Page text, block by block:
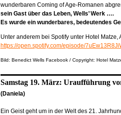
wunderbaren Coming of Age-Romanen
sein Gast über das Leben, Wells’ Werk ….
Es wurde ein wunderbares, bedeutendes
Unter anderem bei Spotify unter Hotel Matze,
https://open.spotify.com/episode/
Bild: Benedict Wells Facebook / Copyright: Hotel
Samstag 19. März: Uraufführung
(Daniela)
Ein Geist geht um in der Welt des 21.